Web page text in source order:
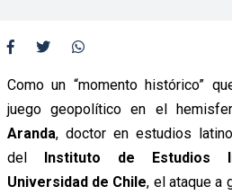
Como un “momento histórico”
juego geopolítico en el
Aranda, doctor en estudios
del Instituto de Estudios
Universidad de Chile, el ataque a